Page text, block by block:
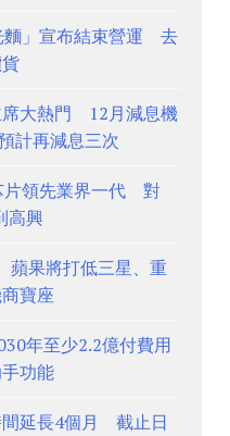
麵」宣布結束營運 去
席大熱門 12月減息機
計再減息三次
片領先業界一代 對
高興
果將打低三星、重
寶座
年至少2.2億付費用
功能
延長4個月 截止日